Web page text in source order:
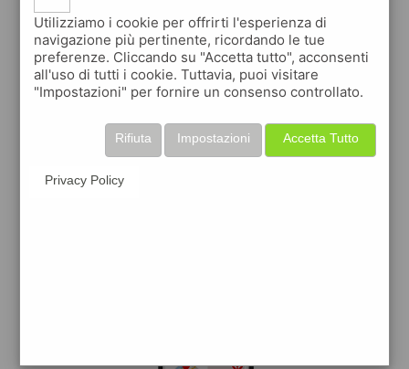
Utilizziamo i cookie per offrirti l'esperienza di
navigazione più pertinente, ricordando le tue
preferenze. Cliccando su "Accetta tutto", acconsenti
all'uso di tutti i cookie. Tuttavia, puoi visitare
"Impostazioni" per fornire un consenso controllato.
Accetta Tutto
Impostazioni
Rifiuta
Privacy Policy